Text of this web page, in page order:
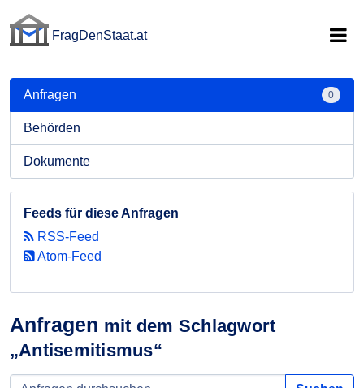
FragDenStaat.at
Anfragen mit dem Schlagwort
„Antisemitismus“
Anfragen 0
Behörden
Dokumente
Feeds für diese Anfragen
RSS-Feed
Atom-Feed